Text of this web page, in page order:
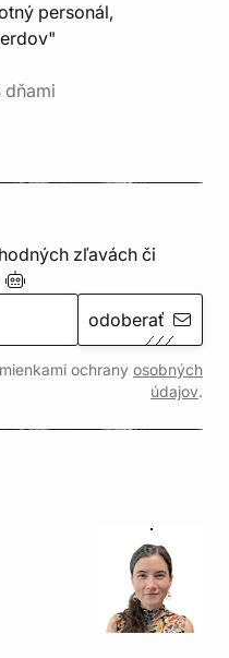
personál,
dňami
zľavách či
odoberať
ochrany osobných
údajov.